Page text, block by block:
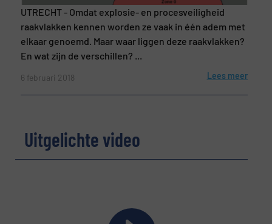
UTRECHT - Omdat explosie- en procesveiligheid
raakvlakken kennen worden ze vaak in één adem met
elkaar genoemd. Maar waar liggen deze raakvlakken?
En wat zijn de verschillen? ...
6 februari 2018 Lees meer
Uitgelichte video